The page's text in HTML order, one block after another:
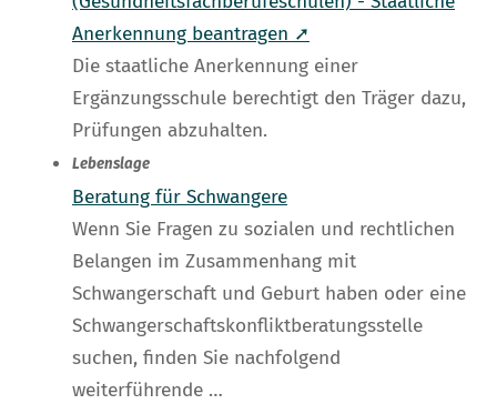
Anerkennung beantragen ➚
Die staatliche Anerkennung einer
Ergänzungsschule berechtigt den Träger dazu,
Prüfungen abzuhalten.
Lebenslage
Beratung für Schwangere
Wenn Sie Fragen zu sozialen und rechtlichen
Belangen im Zusammenhang mit
Schwangerschaft und Geburt haben oder eine
Schwangerschaftskonfliktberatungsstelle
suchen, finden Sie nachfolgend
weiterführende …